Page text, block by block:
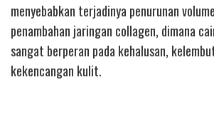
menyebabkan terjadinya penurunan
penambahan jaringan collagen, dimana
sangat berperan pada kehalusan,
kekencangan kulit.